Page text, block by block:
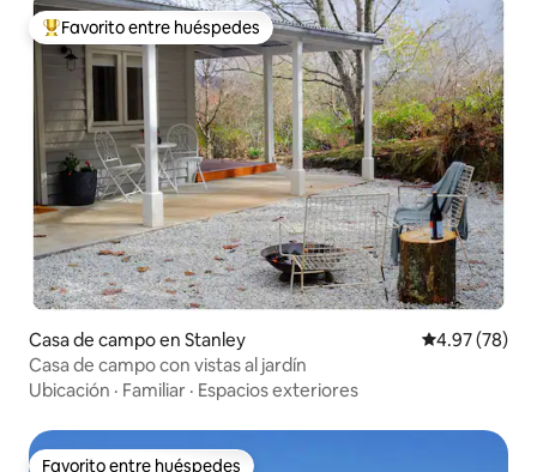
Favorito entre huéspedes preferido
Favorito entre huéspedes
Casa de campo en Stanley Calificación
4.97 (78)
Casa de campo con vistas al jardín
Ubicación · Familiar · Espacios exteriores
Favorito entre huéspedes